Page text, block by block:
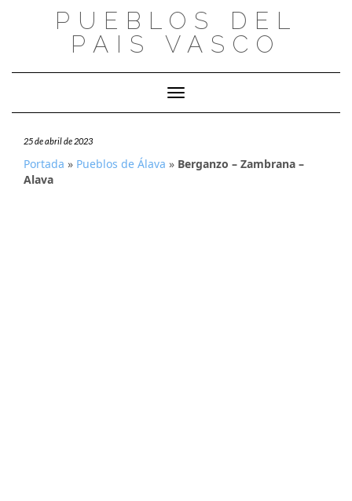
PUEBLOS DEL
PAIS VASCO
Cambiar modo de navegación
25 de abril de 2023
Portada » Pueblos de Álava » Berganzo – Zambrana –
Alava